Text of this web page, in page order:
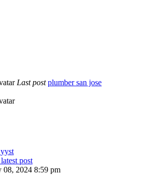
Last post plumber san jose
post
08, 2024 8:59 pm